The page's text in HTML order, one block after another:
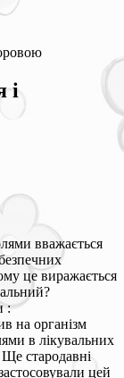
і
вважається
це виражається
:
на організм
в лікувальних
стародавні
цей